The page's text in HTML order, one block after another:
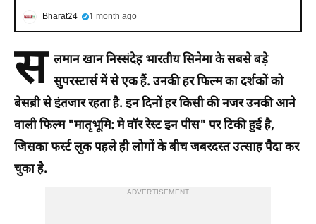
Bharat24 1 month ago
स लमान खान निस्संदेह भारतीय सिनेमा के सबसे बड़े
सुपरस्टार्स में से एक हैं. उनकी हर फिल्म का दर्शकों को
बेसब्री से इंतजार रहता है. इन दिनों हर किसी की नजर उनकी आने
वाली फिल्म "मातृभूमि: मे वॉर रेस्ट इन पीस" पर टिकी हुई है,
जिसका फर्स्ट लुक पहले ही लोगों के बीच जबरदस्त उत्साह पैदा कर
चुका है.
ADVERTISEMENT